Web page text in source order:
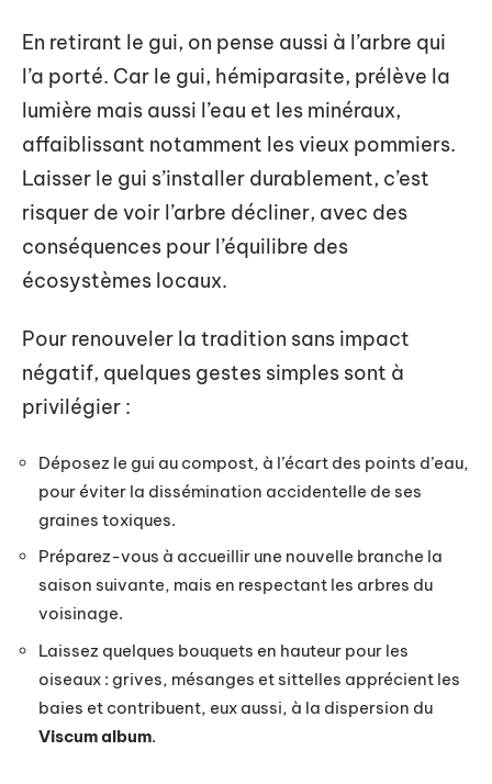
En retirant le gui, on pense aussi à l’arbre qui
l’a porté. Car le gui, hémiparasite, prélève la
lumière mais aussi l’eau et les minéraux,
affaiblissant notamment les vieux pommiers.
Laisser le gui s’installer durablement, c’est
risquer de voir l’arbre décliner, avec des
conséquences pour l’équilibre des
écosystèmes locaux.
Pour renouveler la tradition sans impact
négatif, quelques gestes simples sont à
privilégier :
Déposez le gui au compost, à l’écart des points d’eau,
pour éviter la dissémination accidentelle de ses
graines toxiques.
Préparez-vous à accueillir une nouvelle branche la
saison suivante, mais en respectant les arbres du
voisinage.
Laissez quelques bouquets en hauteur pour les
oiseaux : grives, mésanges et sittelles apprécient les
baies et contribuent, eux aussi, à la dispersion du
Viscum album.